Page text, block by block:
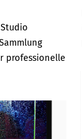
professionelle